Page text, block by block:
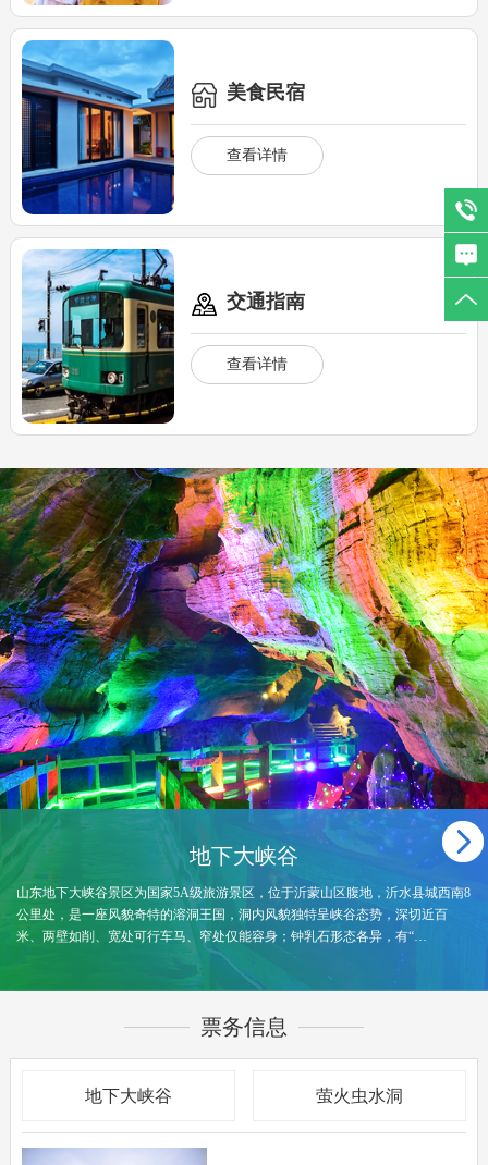
美食民宿
查看详情
交通指南
查看详情
地下大峡谷
山东地下大峡谷景区为国家5A级旅游景区，位于沂蒙山区腹地，沂水县城西南8
公里处，是一座风貌奇特的溶洞王国，洞内风貌独特呈峡谷态势，深切近百
米、两壁如削、宽处可行车马、窄处仅能容身；钟乳石形态各异，有“…
票务信息
地下大峡谷 萤火虫水洞